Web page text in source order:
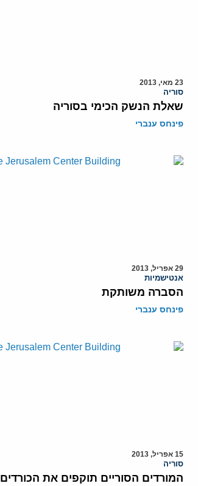
23 מאי, 2013
סוריה
שאלת הנשק הכימי בסוריה
פינחס ענברי
29 אפריל, 2013
אנטישמיות
הסברה משותקת
פינחס ענברי
15 אפריל, 2013
סוריה
המורדים הסוריים תוקפים את הכורדים